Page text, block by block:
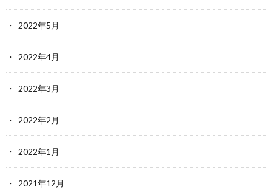
2022年5月
2022年4月
2022年3月
2022年2月
2022年1月
2021年12月